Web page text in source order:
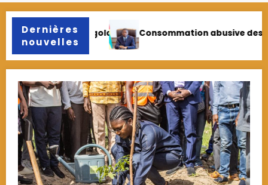
Dernières
nouvelles
produits psychoactifs : Le gouvernement appelle à la
Le Conseil des ministres